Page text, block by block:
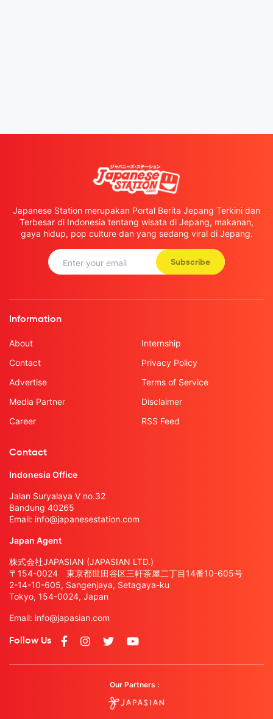
Japanese Station merupakan Portal Berita Jepang Terkini dan
Terbesar di Indonesia tentang wisata di Jepang, makanan,
gaya hidup, pop culture dan yang sedang viral di Jepang.
Subscribe
Information
About
Contact
Advertise
Media Partner
Career
Internship
Privacy Policy
Terms of Service
Disclaimer
RSS Feed
Contact
Indonesia Office
Jalan Suryalaya V no.32
Bandung 40265
Email: info@japanesestation.com
Japan Agent
株式会社JAPASIAN (JAPASIAN LTD.)
〒154-0024 東京都世田谷区三軒茶屋二丁目14番10-605号
2-14-10-605, Sangenjaya, Setagaya-ku
Tokyo, 154-0024, Japan
Email: info@japasian.com
Follow Us
Our Partners :